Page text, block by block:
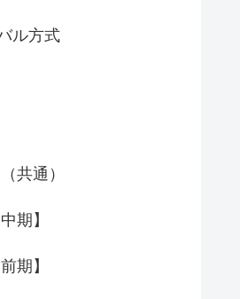
ル方式
共通）
期】
期】